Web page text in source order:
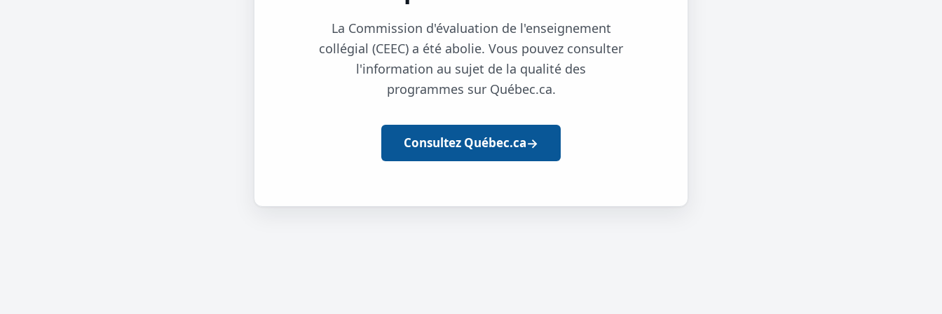
La Commission d'évaluation de l'enseignement
collégial (CEEC) a été abolie. Vous pouvez consulter
l'information au sujet de la qualité des
programmes sur Québec.ca.
Consultez Québec.ca→